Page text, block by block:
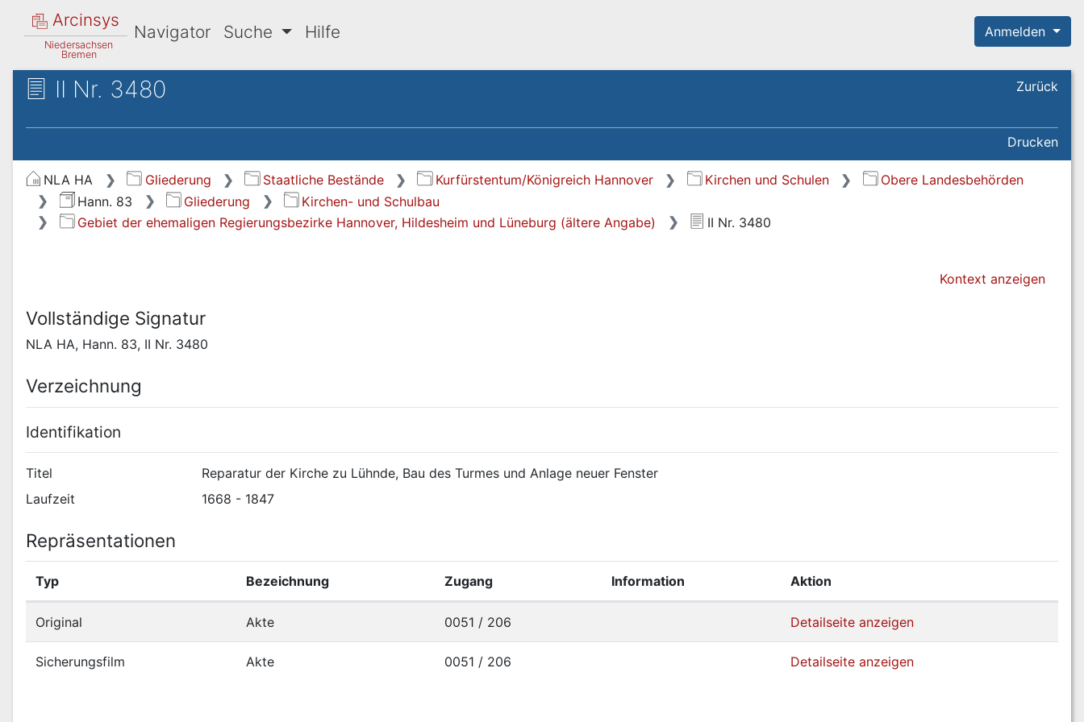
Arcinsys
Niedersachsen
Bremen
Navigator Suche Hilfe Anmelden
II Nr. 3480 Zurück
Drucken
NLA HA Gliederung Staatliche Bestände Kurfürstentum/Königreich Hannover Kirchen und Schulen
Obere Landesbehörden
Hann. 83
Gliederung
Kirchen- und Schulbau
Gebiet der ehemaligen Regierungsbezirke Hannover, Hildesheim und Lüneburg (ältere Angabe)
II Nr. 3480
Kontext anzeigen
Vollständige Signatur
NLA HA, Hann. 83, II Nr. 3480
Verzeichnung
Identifikation
Titel
Reparatur der Kirche zu Lühnde, Bau des Turmes und Anlage neuer Fenster
Laufzeit
1668 - 1847
Repräsentationen
Typ Bezeichnung Zugang Information Aktion
Original Akte 0051 / 206 Detailseite anzeigen
Sicherungsfilm Akte 0051 / 206 Detailseite anzeigen